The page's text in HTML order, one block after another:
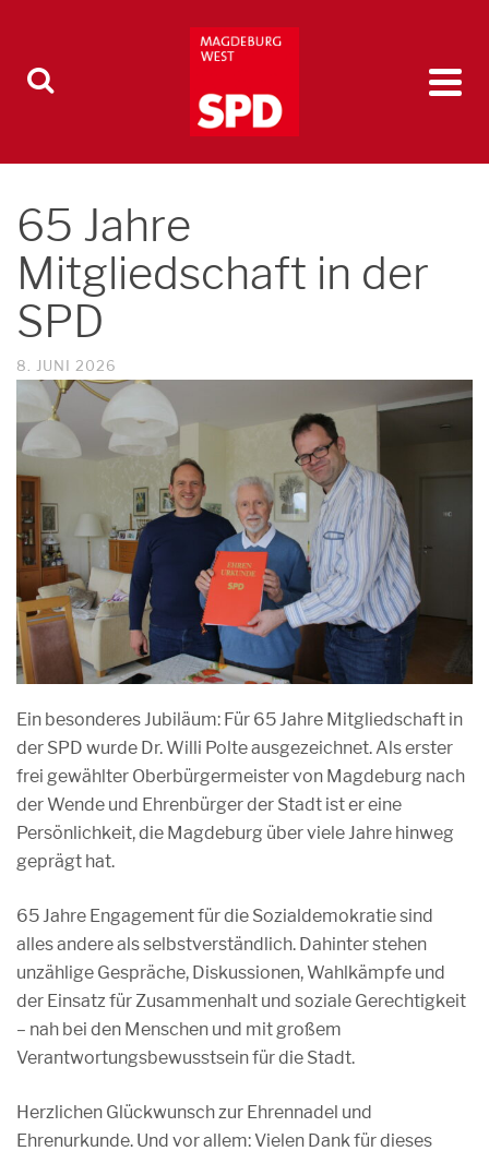
65 Jahre
Mitgliedschaft in der
SPD
8. JUNI 2026
Ein besonderes Jubiläum: Für 65 Jahre Mitgliedschaft in
der SPD wurde Dr. Willi Polte ausgezeichnet. Als erster
frei gewählter Oberbürgermeister von Magdeburg nach
der Wende und Ehrenbürger der Stadt ist er eine
Persönlichkeit, die Magdeburg über viele Jahre hinweg
geprägt hat.
65 Jahre Engagement für die Sozialdemokratie sind
alles andere als selbstverständlich. Dahinter stehen
unzählige Gespräche, Diskussionen, Wahlkämpfe und
der Einsatz für Zusammenhalt und soziale Gerechtigkeit
– nah bei den Menschen und mit großem
Verantwortungsbewusstsein für die Stadt.
Herzlichen Glückwunsch zur Ehrennadel und
Ehrenurkunde. Und vor allem: Vielen Dank für dieses